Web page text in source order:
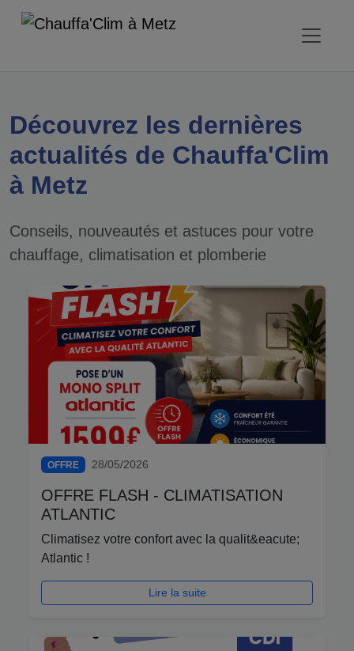
Découvrez les dernières
actualités de Chauffa'Clim
à Metz
Conseils, nouveautés et astuces pour votre
chauffage, climatisation et plomberie
OFFRE 28/05/2026
OFFRE FLASH - CLIMATISATION
ATLANTIC
Climatisez votre confort avec la qualit&eacute;
Atlantic !
Lire la suite